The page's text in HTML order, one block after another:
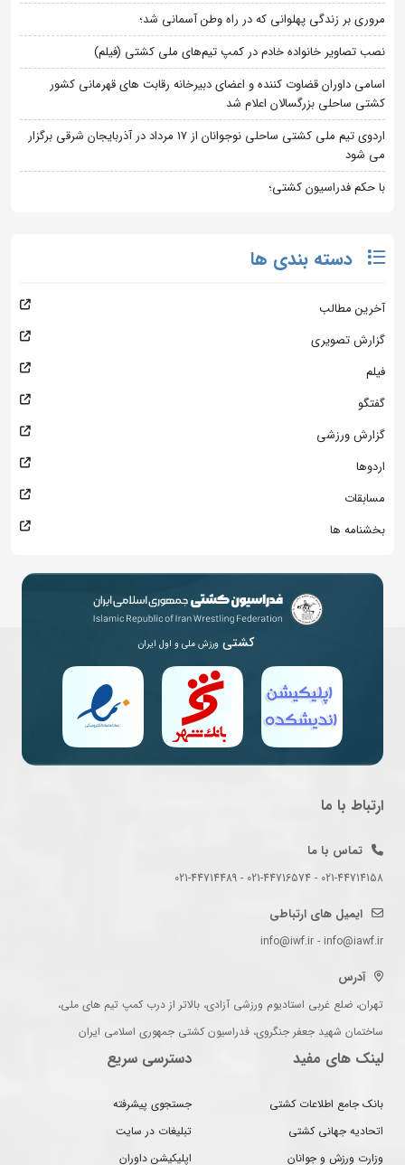
مروری بر زندگی پهلوانی که در راه وطن آسمانی شد؛
نصب تصاویر خانواده خادم در کمپ تیم‌های ملی کشتی (فیلم)
اسامی داوران قضاوت کننده و اعضای دبیرخانه رقابت های قهرمانی کشور
کشتی ساحلی بزرگسالان اعلام شد
اردوی تیم ملی کشتی ساحلی نوجوانان از 17 مرداد در آذربایجان شرقی برگزار
می شود
با حکم فدراسیون کشتی؛
دسته بندی ها
آخرین مطالب
گزارش تصویری
فیلم
گفتگو
گزارش ورزشی
اردوها
مسابقات
بخشنامه ها
کشتی ورزش ملی و اول ایران
ارتباط با ما
تماس با ما
021-44714158 - 021-44716574 - 021-44714489
ایمیل های ارتباطی
info@iwf.ir - info@iawf.ir
آدرس
تهران، ضلع غربی استادیوم ورزشی آزادی، بالاتر از درب کمپ تیم های ملی،
ساختمان شهید جعفر جنگروی، فدراسیون کشتی جمهوری اسلامی ایران
لینک های مفید
بانک جامع اطلاعات کشتی
اتحادیه جهانی کشتی
وزارت ورزش و جوانان
دسترسی سریع
جستجوی پیشرفته
تبلیغات در سایت
اپلیکیشن داوران